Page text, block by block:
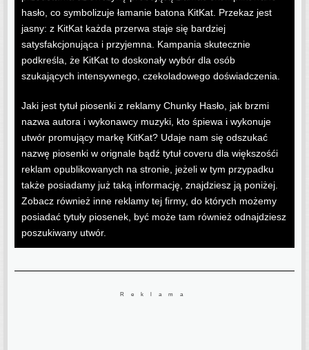
hasło, co symbolizuje łamanie batona KitKat. Przekaz jest
jasny: z KitKat każda przerwa staje się bardziej
satysfakcjonująca i przyjemna. Kampania skutecznie
podkreśla, że KitKat to doskonały wybór dla osób
szukających intensywnego, czekoladowego doświadczenia.
Jaki jest tytuł piosenki z reklamy Chunky Hasło, jak brzmi
nazwa autora i wykonawcy muzyki, kto śpiewa i wykonuje
utwór promujący markę KitKat? Udaje nam się odszukać
nazwę piosenki w orignale bądź tytuł coveru dla większośći
reklam opublikowanych na stronie, jeżeli w tym przypadku
także posiadamy już taką informację, znajdziesz ją poniżej.
Zobacz również inne reklamy tej firmy, do których możemy
posiadać tytuły piosenek, być może tam również odnajdziesz
poszukiwany utwór.
Reklama